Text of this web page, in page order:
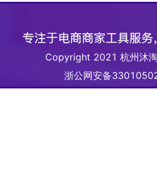
Copyright 2021 杭州沐
浙公网安备